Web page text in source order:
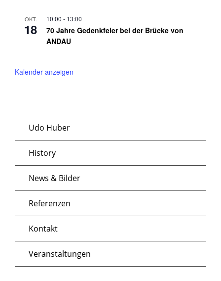
OKT.
18
10:00 - 13:00
70 Jahre Gedenkfeier bei der Brücke von
ANDAU
Kalender anzeigen
Udo Huber
History
News & Bilder
Referenzen
Kontakt
Veranstaltungen